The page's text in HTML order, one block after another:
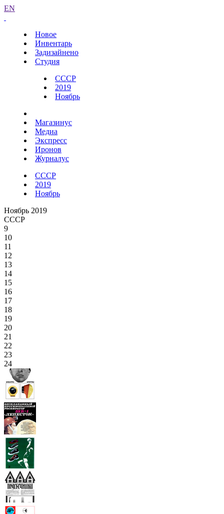
EN
Новое
Инвентарь
Задизайнено
Студия
СССР
2019
Ноябрь
Магазинус
Медиа
Экспресс
Иронов
Журналус
СССР
2019
Ноябрь
Ноябрь 2019
СССР
9
10
11
12
13
14
15
16
17
18
19
20
21
22
23
24